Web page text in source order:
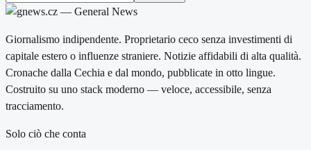
Giornalismo indipendente. Proprietario ceco senza investimenti di
capitale estero o influenze straniere. Notizie affidabili di alta qualità.
Cronache dalla Cechia e dal mondo, pubblicate in otto lingue.
Costruito su uno stack moderno — veloce, accessibile, senza
tracciamento.
Solo ciò che conta